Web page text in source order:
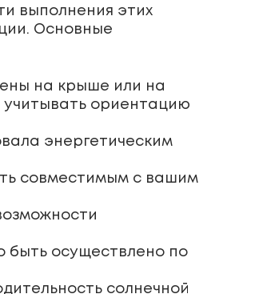
выполнения этих
Основные
на крыше или на
учитывать ориентацию
энергетическим
совместимым с вашим
быть осуществлено по
солнечной